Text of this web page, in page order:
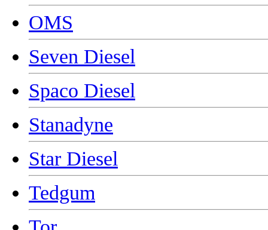
OMS
Seven Diesel
Spaco Diesel
Stanadyne
Star Diesel
Tedgum